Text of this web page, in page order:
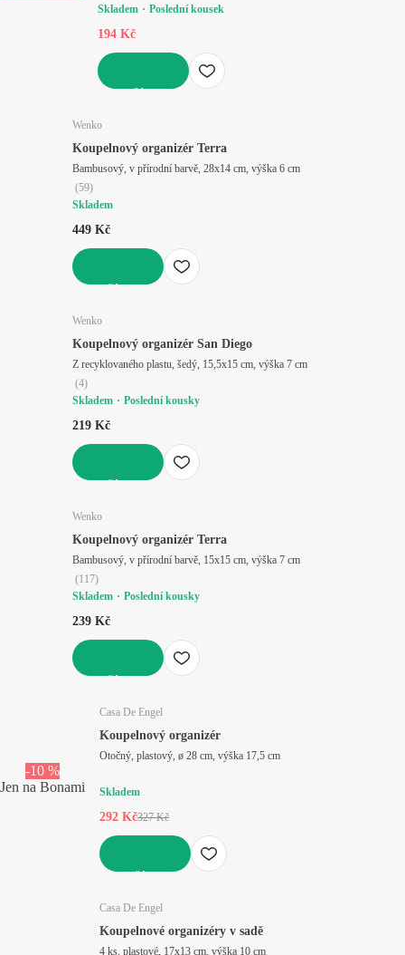
Skladem
Poslední kousek
194 Kč
Wenko
Koupelnový organizér Terra
Bambusový, v přírodní barvě, 28x14 cm, výška 6 cm
(59)
Skladem
449 Kč
Wenko
Koupelnový organizér San Diego
Z recyklovaného plastu, šedý, 15,5x15 cm, výška 7 cm
(4)
Skladem
Poslední kousky
219 Kč
Wenko
Koupelnový organizér Terra
Bambusový, v přírodní barvě, 15x15 cm, výška 7 cm
(117)
Skladem
Poslední kousky
239 Kč
-10 %
Jen na Bonami
Casa De Engel
Koupelnový organizér
Otočný, plastový, ø 28 cm, výška 17,5 cm
Skladem
292 Kč327 Kč
Casa De Engel
Koupelnové organizéry v sadě
4 ks, plastové, 17x13 cm, výška 10 cm